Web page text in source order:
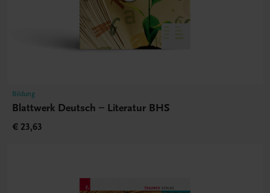
Bildung
Blattwerk Deutsch – Literatur BHS
€ 23,63